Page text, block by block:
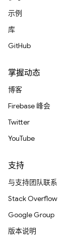
示例
库
GitHub
掌握动态
博客
Firebase 峰会
Twitter
YouTube
支持
与支持团队联系
Stack Overflow
Google Group
版本说明